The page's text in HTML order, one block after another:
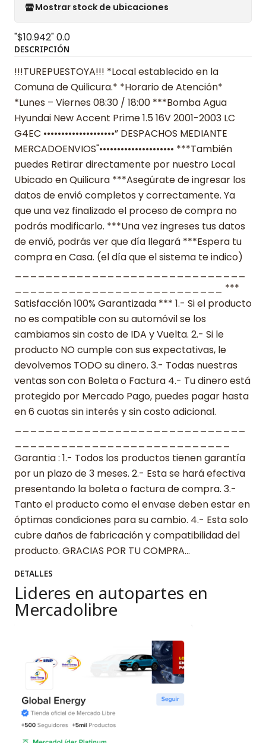
Mostrar stock de ubicaciones
"$10.942"0.0
DESCRIPCIÓN
!!!TUREPUESTOYA!!! *Local establecido en la
Comuna de Quilicura.* *Horario de Atención*
*Lunes – Viernes 08:30 / 18:00 ***Bomba Agua
Hyundai New Accent Prime 1.5 16V 2001-2003 LC
G4EC ••••••••••••••••••••” DESPACHOS MEDIANTE
MERCADOENVIOS"••••••••••••••••••••• ***También
puedes Retirar directamente por nuestro Local
Ubicado en Quilicura ***Asegúrate de ingresar los
datos de envió completos y correctamente. Ya
que una vez finalizado el proceso de compra no
podrás modificarlo. ***Una vez ingreses tus datos
de envió, podrás ver que día llegará ***Espera tu
compra en Casa. (el día que el sistema te indico)
___________________________ ***
Satisfacción 100% Garantizada *** 1.- Si el producto
no es compatible con su automóvil se los
cambiamos sin costo de IDA y Vuelta. 2.- Si le
producto NO cumple con sus expectativas, le
devolvemos TODO su dinero. 3.- Todas nuestras
ventas son con Boleta o Factura 4.- Tu dinero está
protegido por Mercado Pago, puedes pagar hasta
en 6 cuotas sin interés y sin costo adicional.
Garantia : 1.- Todos los productos tienen garantía
por un plazo de 3 meses. 2.- Esta se hará efectiva
presentando la boleta o factura de compra. 3.-
Tanto el producto como el envase deben estar en
óptimas condiciones para su cambio. 4.- Esta solo
cubre daños de fabricación y compatibilidad del
producto. GRACIAS POR TU COMPRA…
DETALLES
Lideres en autopartes en
Mercadolibre